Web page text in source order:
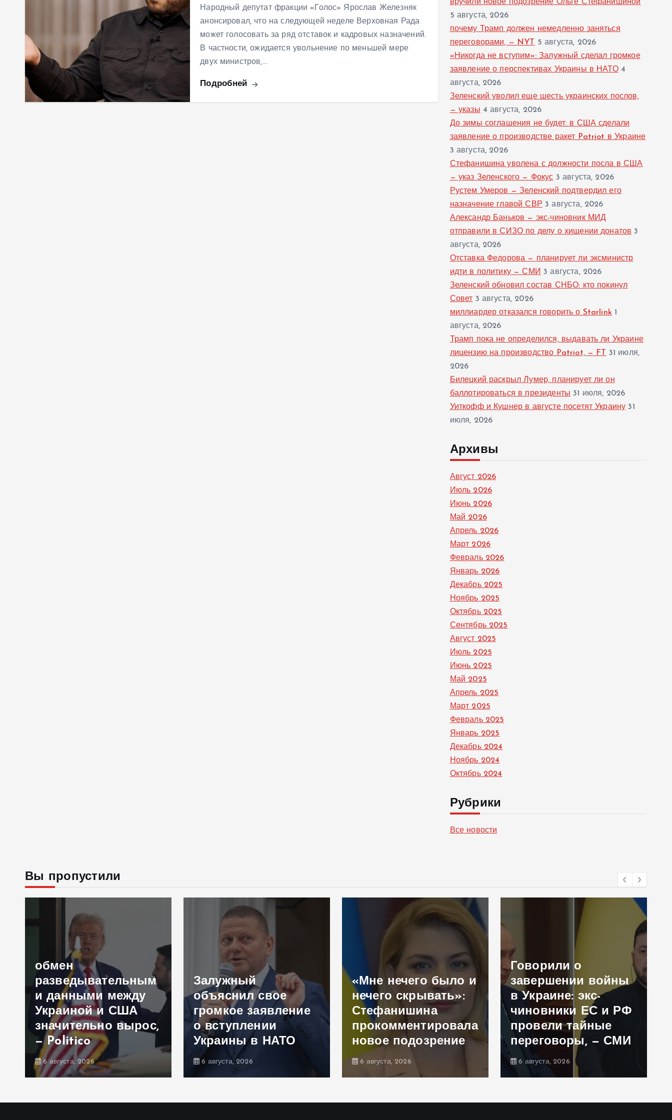
Народный депутат фракции «Голос» Ярослав Железняк
анонсировал, что на следующей неделе Верховная Рада
может голосовать за ряд отставок и кадровых назначений.
В частности, ожидается увольнение по меньшей мере
двух министров,…
Подробней
вручили новое подозрение Ольге Стефанишиной
5 августа, 2026
почему Трамп должен немедленно заняться
переговорами, — NYT
5 августа, 2026
«Никогда не вступим»: Залужный сделал громкое
заявление о перспективах Украины в НАТО 4
августа, 2026
Зеленский уволил еще шесть украинских послов,
— указы 4 августа, 2026
До зимы соглашения не будет: в США сделали
заявление о производстве ракет Patriot в Украине
3 августа, 2026
Стефанишина уволена с должности посла в США
— указ Зеленского — Фокус 3 августа, 2026
Рустем Умеров — Зеленский подтвердил его
назначение главой СВР 3 августа, 2026
Александр Баньков — экс-чиновник МИД
отправили в СИЗО по делу о хищении донатов 3
августа, 2026
Отставка Федорова — планирует ли эксминистр
идти в политику — СМИ 3 августа, 2026
Зеленский обновил состав СНБО: кто покинул
Совет 3 августа, 2026
миллиардер отказался говорить о Starlink 1
августа, 2026
Трамп пока не определился, выдавать ли Украине
лицензию на производство Patriot, — FT
31 июля,
2026
Билецкий раскрыл Лумер, планирует ли он
баллотироваться в президенты 31 июля, 2026
Уиткофф и Кушнер в августе посетят Украину 31
июля, 2026
Архивы
Август 2026
Июль 2026
Июнь 2026
Май 2026
Апрель 2026
Март 2026
Февраль 2026
Январь 2026
Декабрь 2025
Ноябрь 2025
Октябрь 2025
Сентябрь 2025
Август 2025
Июль 2025
Июнь 2025
Май 2025
Апрель 2025
Март 2025
Февраль 2025
Январь 2025
Декабрь 2024
Ноябрь 2024
Октябрь 2024
Рубрики
Все новости
Вы пропустили
обмен
разведывательным
и данными между
Украиной и США
значительно вырос,
— Politico
6 августа, 2026
Залужный
объяснил свое
громкое заявление
о вступлении
Украины в НАТО
6 августа, 2026
«Мне нечего было и
нечего скрывать»:
Стефанишина
прокомментировала
новое подозрение
6 августа, 2026
Говорили о
завершении войны
в Украине: экс-
чиновники ЕС и РФ
провели тайные
переговоры, — СМИ
6 августа, 2026